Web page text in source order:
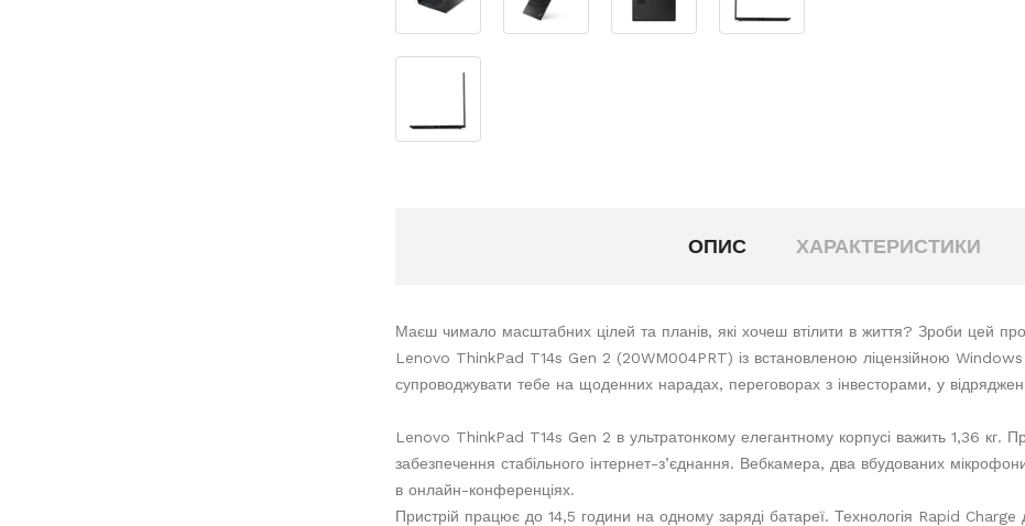
ОПИС ХАРАКТЕРИСТИКИ
Маєш чимало масштабних цілей та планів, які хочеш втілити в життя? Зроби цей
Lenovo ThinkPad T14s Gen 2 (20WM004PRT) із встановленою ліцензійною
супроводжувати тебе на щоденних нарадах, переговорах з інвесторами, у
Lenovo ThinkPad T14s Gen 2 в ультратонкому елегантному корпусі важить 1,36 кг.
забезпечення стабільного інтернет-з’єднання. Вебкамера, два вбудованих
в онлайн-конференціях.
Пристрій працює до 14,5 години на одному заряді батареї. Технологія Rapid